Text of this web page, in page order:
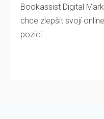
Bookassist Digital
chce zlepšit svojí
pozici.